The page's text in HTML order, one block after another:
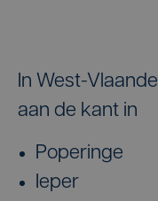
In West-
aan de kant in
Poperinge
Ieper